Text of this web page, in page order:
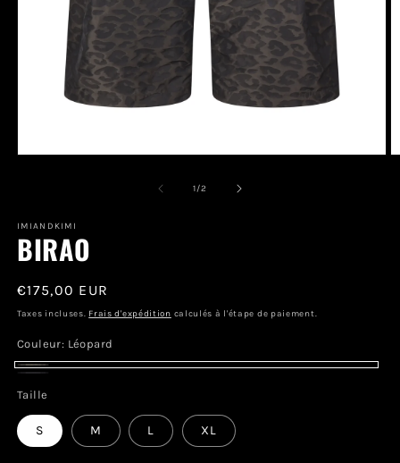
une
fenêtre
modale
1/de
2
IMIANDKIMI
BIRAO
Prix
habituel
€175,00 EUR
Taxes incluses. Frais d'expédition calculés à l'étape de paiement.
Couleur: Léopard
Léopard
ou
Taille
S M L XL